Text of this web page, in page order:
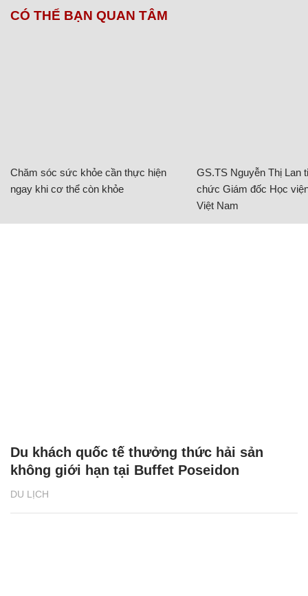
CÓ THỂ BẠN QUAN TÂM
Chăm sóc sức khỏe cần thực hiện
ngay khi cơ thể còn khỏe
GS.TS Nguyễn Thị Lan
chức Giám đốc Học
Việt Nam
DU LỊCH
Du khách quốc tế thưởng thức hải sản
không giới hạn tại Buffet Poseidon